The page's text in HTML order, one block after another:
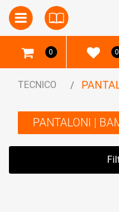
Open Open menu
0 0
TECNICO
PANTALONI |